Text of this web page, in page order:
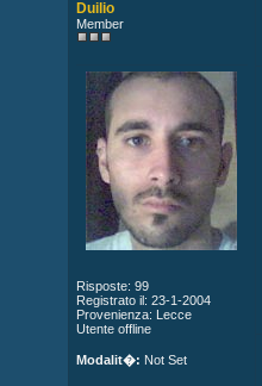
Duilio
Member
Risposte: 99
Registrato il: 23-1-2004
Provenienza: Lecce
Utente offline
Modalit�: Not Set